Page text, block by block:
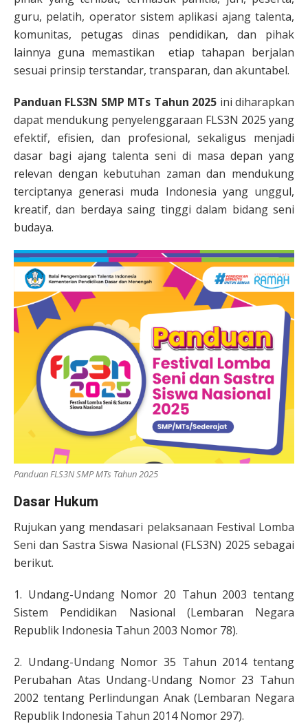
guru, pelatih, operator sistem aplikasi ajang talenta,
komunitas, petugas dinas pendidikan, dan pihak
lainnya guna memastikan etiap tahapan berjalan
sesuai prinsip terstandar, transparan, dan akuntabel.
Panduan FLS3N SMP MTs Tahun 2025 ini diharapkan
dapat mendukung penyelenggaraan FLS3N 2025 yang
efektif, efisien, dan profesional, sekaligus menjadi
dasar bagi ajang talenta seni di masa depan yang
relevan dengan kebutuhan zaman dan mendukung
terciptanya generasi muda Indonesia yang unggul,
kreatif, dan berdaya saing tinggi dalam bidang seni
budaya.
Panduan FLS3N SMP MTs Tahun 2025
Dasar Hukum
Rujukan yang mendasari pelaksanaan Festival Lomba
Seni dan Sastra Siswa Nasional (FLS3N) 2025 sebagai
berikut.
1. Undang-Undang Nomor 20 Tahun 2003 tentang
Sistem Pendidikan Nasional (Lembaran Negara
Republik Indonesia Tahun 2003 Nomor 78).
2. Undang-Undang Nomor 35 Tahun 2014 tentang
Perubahan Atas Undang-Undang Nomor 23 Tahun
2002 tentang Perlindungan Anak (Lembaran Negara
Republik Indonesia Tahun 2014 Nomor 297).